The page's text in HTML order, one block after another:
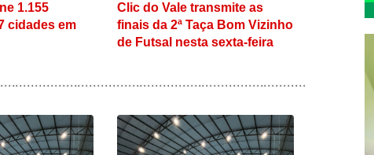
1.155
cidades em
Clic do Vale transmite as
finais da 2ª Taça Bom Vizinho
de Futsal nesta sexta-feira